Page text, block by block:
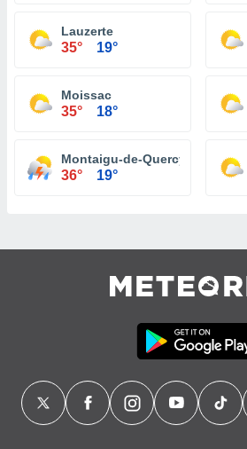
Lauzerte
35° 19°
Moissac
35° 18°
Montaigu-de-Quercy
36° 19°